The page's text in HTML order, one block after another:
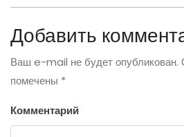
Добавить
Ваш e-mail не будет опубликован.
помечены *
Комментарий